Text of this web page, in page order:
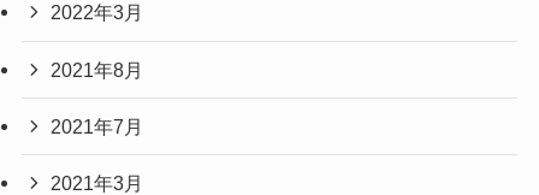
2022年3月
2021年8月
2021年7月
2021年3月